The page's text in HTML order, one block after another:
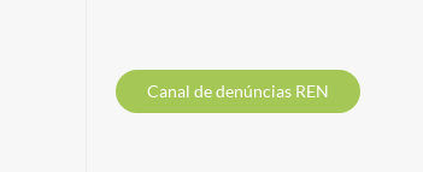
Canal de denúncias REN